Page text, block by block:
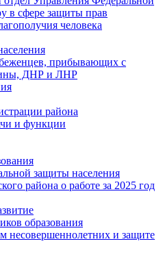
в сфере защиты прав
человека
прибывающих с
ДНР и ЛНР
района
и функции
защиты населения
района о работе за 2025 год
образования
несовершеннолетних и защите